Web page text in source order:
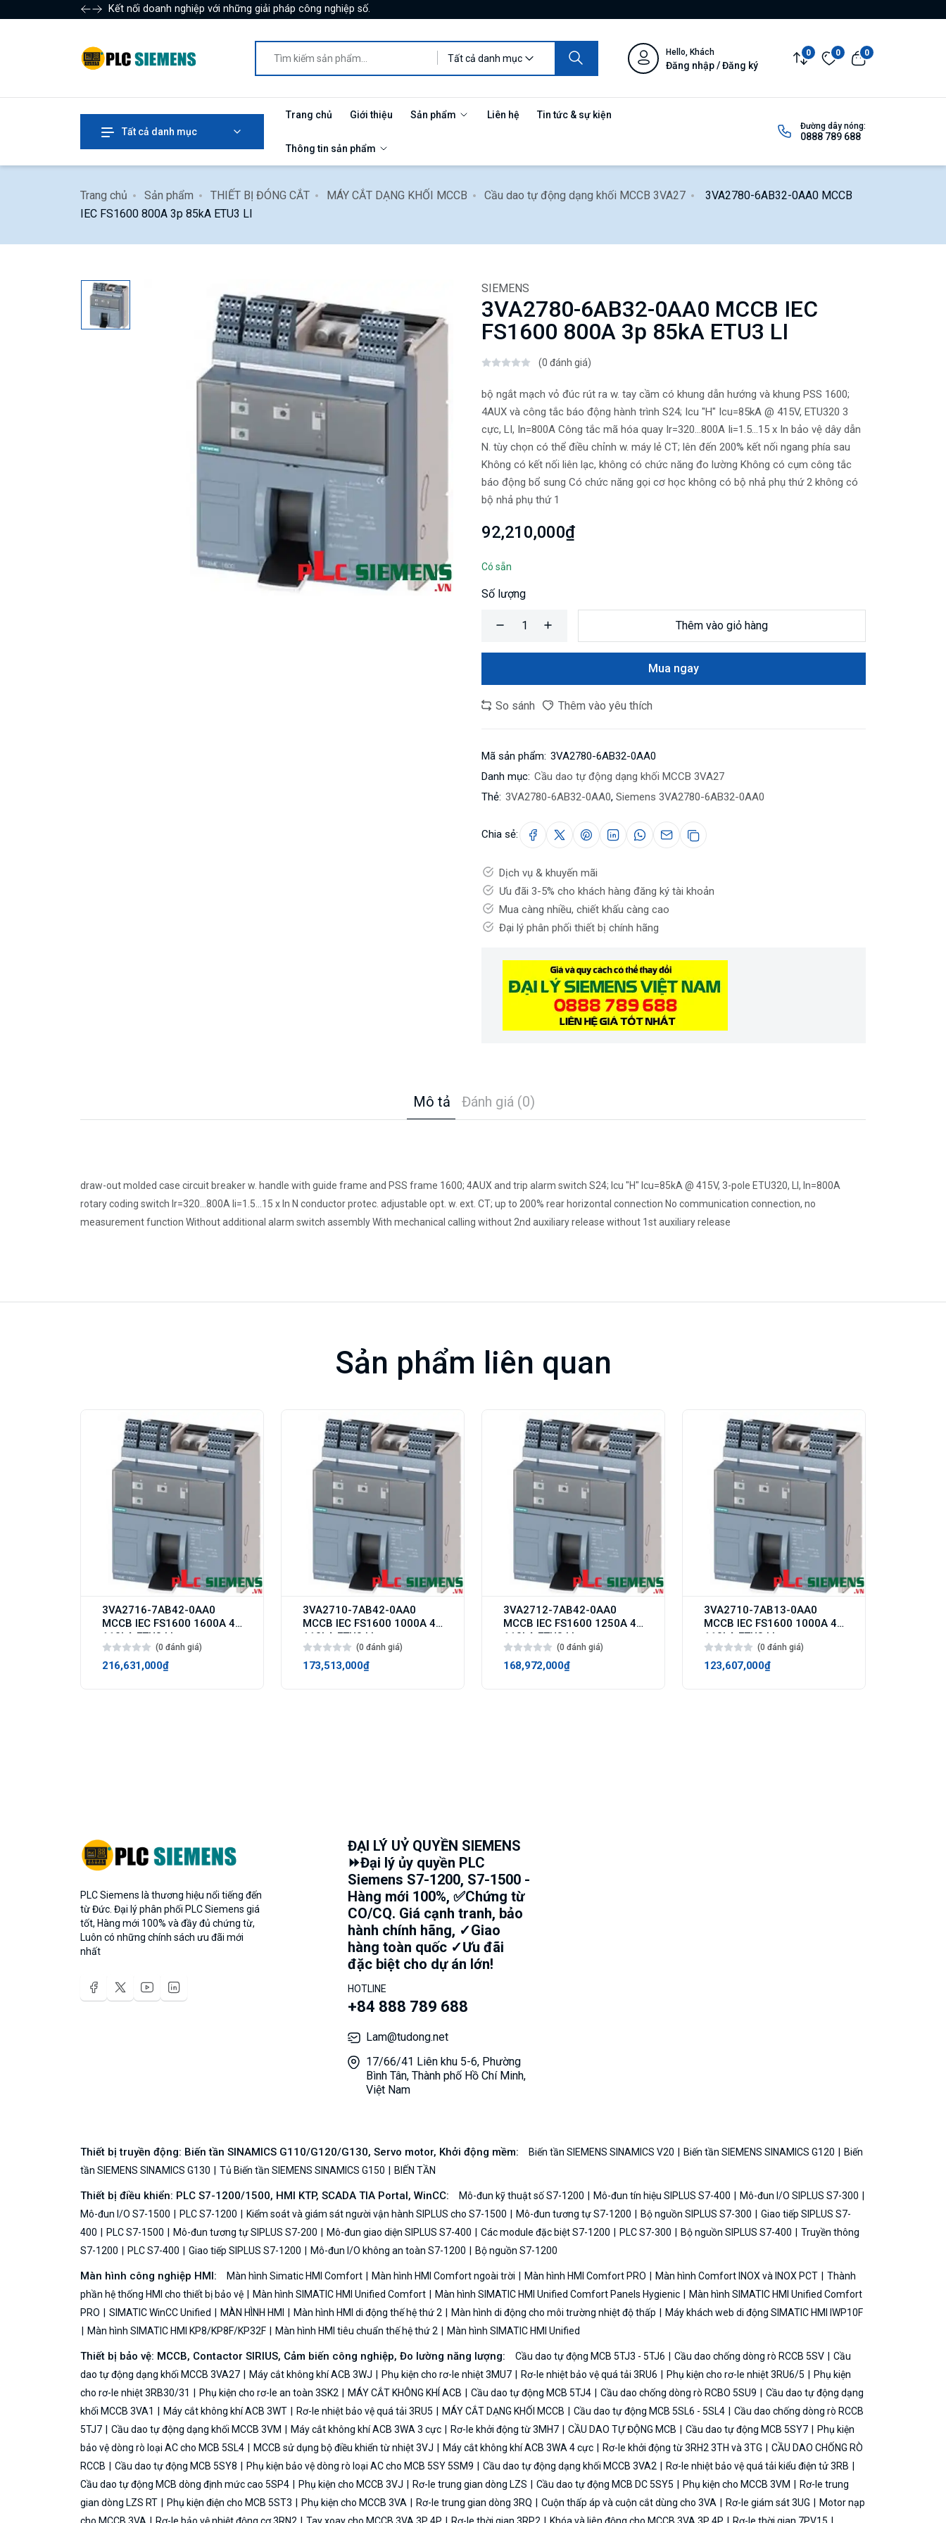
Kết nối doanh nghiệp với những giải pháp công nghiệp số.
Tất cả danh mục
Hello, Khách
Đăng nhập / Đăng ký
0 0 0
Tất cả danh mục
Trang chủ Giới thiệu Sản phẩm Liên hệ Tin tức & sự kiện
Thông tin sản phẩm
Đường dây nóng:
0888 789 688
Trang chủ Sản phẩm THIẾT BỊ ĐÓNG CẮT MÁY CẮT DẠNG KHỐI MCCB Cầu dao tự động dạng khối MCCB 3VA27
3VA2780-6AB32-0AA0 MCCB
IEC FS1600 800A 3p 85kA ETU3 LI
SIEMENS
3VA2780-6AB32-0AA0 MCCB IEC
FS1600 800A 3p 85kA ETU3 LI
(0 đánh giá)
bộ ngắt mạch vỏ đúc rút ra w. tay cầm có khung dẫn hướng và khung PSS 1600;
4AUX và công tắc báo động hành trình S24; Icu "H" Icu=85kA @ 415V, ETU320 3
cực, LI, In=800A Công tắc mã hóa quay Ir=320...800A Ii=1.5...15 x In bảo vệ dây dẫn
N. tùy chọn có thể điều chỉnh w. máy lẻ CT; lên đến 200% kết nối ngang phía sau
Không có kết nối liên lạc, không có chức năng đo lường Không có cụm công tắc
báo động bổ sung Có chức năng gọi cơ học không có bộ nhả phụ thứ 2 không có
bộ nhả phụ thứ 1
92,210,000₫
Có sẵn
Số lượng
Thêm vào giỏ hàng
Mua ngay
So sánh Thêm vào yêu thích
Mã sản phẩm: 3VA2780-6AB32-0AA0
Danh mục: Cầu dao tự động dạng khối MCCB 3VA27
Thẻ: 3VA2780-6AB32-0AA0, Siemens 3VA2780-6AB32-0AA0
Chia sẻ:
Dịch vụ & khuyến mãi
Ưu đãi 3-5% cho khách hàng đăng ký tài khoản
Mua càng nhiều, chiết khấu càng cao
Đại lý phân phối thiết bị chính hãng
Mô tả Đánh giá (0)
draw-out molded case circuit breaker w. handle with guide frame and PSS frame 1600; 4AUX and trip alarm switch S24; Icu "H" Icu=85kA @ 415V, 3-pole ETU320, LI, In=800A
rotary coding switch Ir=320...800A Ii=1.5...15 x In N conductor protec. adjustable opt. w. ext. CT; up to 200% rear horizontal connection No communication connection, no
measurement function Without additional alarm switch assembly With mechanical calling without 2nd auxiliary release without 1st auxiliary release
Sản phẩm liên quan
3VA2716-7AB42-0AA0
MCCB IEC FS1600 1600A 4p
110kA ETU3 LI
(0 đánh giá)
216,631,000₫
3VA2710-7AB42-0AA0
MCCB IEC FS1600 1000A 4p
110kA ETU3 LI
(0 đánh giá)
173,513,000₫
3VA2712-7AB42-0AA0
MCCB IEC FS1600 1250A 4p
110kA ETU3 LI
(0 đánh giá)
168,972,000₫
3VA2710-7AB13-0AA0
MCCB IEC FS1600 1000A 4p
110kA ETU3 LI
(0 đánh giá)
123,607,000₫
PLC Siemens là thương hiệu nổi tiếng đến
từ Đức. Đại lý phân phối PLC Siemens giá
tốt, Hàng mới 100% và đầy đủ chứng từ,
Luôn có những chính sách ưu đãi mới
nhất
ĐẠI LÝ UỶ QUYỀN SIEMENS
⏩Đại lý ủy quyền PLC
Siemens S7-1200, S7-1500 -
Hàng mới 100%, ✅Chứng từ
CO/CQ. Giá cạnh tranh, bảo
hành chính hãng, ✓Giao
hàng toàn quốc ✓Ưu đãi
đặc biệt cho dự án lớn!
HOTLINE
+84 888 789 688
Lam@tudong.net
17/66/41 Liên khu 5-6, Phường
Bình Tân, Thành phố Hồ Chí Minh,
Việt Nam
Thiết bị truyền động: Biến tần SINAMICS G110/G120/G130, Servo motor, Khởi động mềm: Biến tần SIEMENS SINAMICS V20 Biến tần SIEMENS SINAMICS G120
Biến
tần SIEMENS SINAMICS G130
Tủ Biến tần SIEMENS SINAMICS G150 BIẾN TẦN
Thiết bị điều khiển: PLC S7-1200/1500, HMI KTP, SCADA TIA Portal, WinCC: Mô-đun kỹ thuật số S7-1200 Mô-đun tín hiệu SIPLUS S7-400
Mô-đun I/O SIPLUS S7-300
Mô-đun I/O S7-1500
PLC S7-1200 Kiểm soát và giám sát người vận hành SIPLUS cho S7-1500 Mô-đun tương tự S7-1200 Bộ nguồn SIPLUS S7-300
Giao tiếp SIPLUS S7-
400
PLC S7-1500 Mô-đun tương tự SIPLUS S7-200 Mô-đun giao diện SIPLUS S7-400 Các module đặc biệt S7-1200 PLC S7-300 Bộ nguồn SIPLUS S7-400
Truyền thông
S7-1200
PLC S7-400 Giao tiếp SIPLUS S7-1200 Mô-đun I/O không an toàn S7-1200 Bộ nguồn S7-1200
Màn hình công nghiệp HMI: Màn hình Simatic HMI Comfort Màn hình HMI Comfort ngoài trời Màn hình HMI Comfort PRO Màn hình Comfort INOX và INOX PCT
Thành
phần hệ thống HMI cho thiết bị bảo vệ
Màn hình SIMATIC HMI Unified Comfort Màn hình SIMATIC HMI Unified Comfort Panels Hygienic
Màn hình SIMATIC HMI Unified Comfort
PRO
SIMATIC WinCC Unified MÀN HÌNH HMI Màn hình HMI di động thế hệ thứ 2 Màn hình di động cho môi trường nhiệt độ thấp
Máy khách web di động SIMATIC HMI IWP10F
Màn hình SIMATIC HMI KP8/KP8F/KP32F
Màn hình HMI tiêu chuẩn thế hệ thứ 2 Màn hình SIMATIC HMI Unified
Thiết bị bảo vệ: MCCB, Contactor SIRIUS, Cảm biến công nghiệp, Đo lường năng lượng: Cầu dao tự động MCB 5TJ3 - 5TJ6 Cầu dao chống dòng rò RCCB 5SV
Cầu
dao tự động dạng khối MCCB 3VA27
Máy cắt không khí ACB 3WJ Phụ kiện cho rơ-le nhiệt 3MU7 Rơ-le nhiệt bảo vệ quá tải 3RU6 Phụ kiện cho rơ-le nhiệt 3RU6/5
Phụ kiện
cho rơ-le nhiệt 3RB30/31
Phụ kiện cho rơ-le an toàn 3SK2 MÁY CẮT KHÔNG KHÍ ACB Cầu dao tự động MCB 5TJ4 Cầu dao chống dòng rò RCBO 5SU9
Cầu dao tự động dạng
khối MCCB 3VA1
Máy cắt không khí ACB 3WT Rơ-le nhiệt bảo vệ quá tải 3RU5 MÁY CẮT DẠNG KHỐI MCCB Cầu dao tự động MCB 5SL6 - 5SL4
Cầu dao chống dòng rò RCCB
5TJ7
Cầu dao tự động dạng khối MCCB 3VM Máy cắt không khí ACB 3WA 3 cực Rơ-le khởi động từ 3MH7 CẦU DAO TỰ ĐỘNG MCB Cầu dao tự động MCB 5SY7
Phụ kiện
bảo vệ dòng rò loại AC cho MCB 5SL4
MCCB sử dụng bộ điều khiển từ nhiệt 3VJ Máy cắt không khí ACB 3WA 4 cực Rơ-le khởi động từ 3RH2 3TH và 3TG
CẦU DAO CHỐNG RÒ
RCCB
Cầu dao tự động MCB 5SY8 Phụ kiện bảo vệ dòng rò loại AC cho MCB 5SY 5SM9 Cầu dao tự động dạng khối MCCB 3VA2
Rơ-le nhiệt bảo vệ quá tải kiểu điện tử 3RB
Cầu dao tự động MCB dòng định mức cao 5SP4
Phụ kiện cho MCCB 3VJ Rơ-le trung gian dòng LZS Cầu dao tự động MCB DC 5SY5 Phụ kiện cho MCCB 3VM
Rơ-le trung
gian dòng LZS RT
Phụ kiện điện cho MCB 5ST3 Phụ kiện cho MCCB 3VA Rơ-le trung gian dòng 3RQ Cuộn thấp áp và cuộn cắt dùng cho 3VA Rơ-le giám sát 3UG
Motor nạp